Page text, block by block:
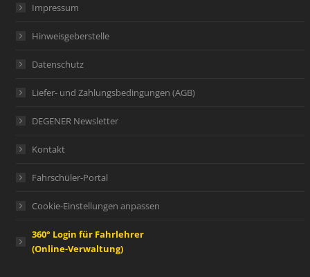
Impressum
Hinweisgeberstelle
Datenschutz
Liefer- und Zahlungsbedingungen (AGB)
DEGENER Newsletter
Kontakt
Fahrschüler-Portal
Cookie-Einstellungen anpassen
360° Login für Fahrlehrer
(Online-Verwaltung)